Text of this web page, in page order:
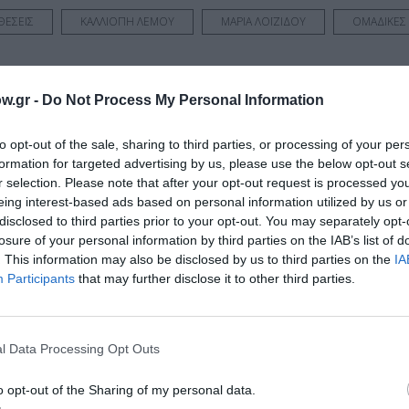
- Do Not Process My Personal Information
opt-out of the sale, sharing to third parties, or processing of your
for targeted advertising by us, please use the below opt-out
selection. Please note that after your opt-out request is processed
interest-based ads based on personal information utilized by us
to third parties prior to your opt-out. You may separately
of your personal information by third parties on the IAB’s list of
This information may also be disclosed by us to third parties on the
Participants that may further disclose it to other third parties.
Data Processing Opt Outs
opt-out of the Sharing of my personal data.
ΚΑΛΛΙΟΠΗ ΛΕΜΟΥ ΜΑΡΙΑ ΛΟΪΖΙΔΟΥ
ΟΜΑΔΙΚΕΣ
και τον Πολιτισμό!
το Culturenow.gr
Άρθρα